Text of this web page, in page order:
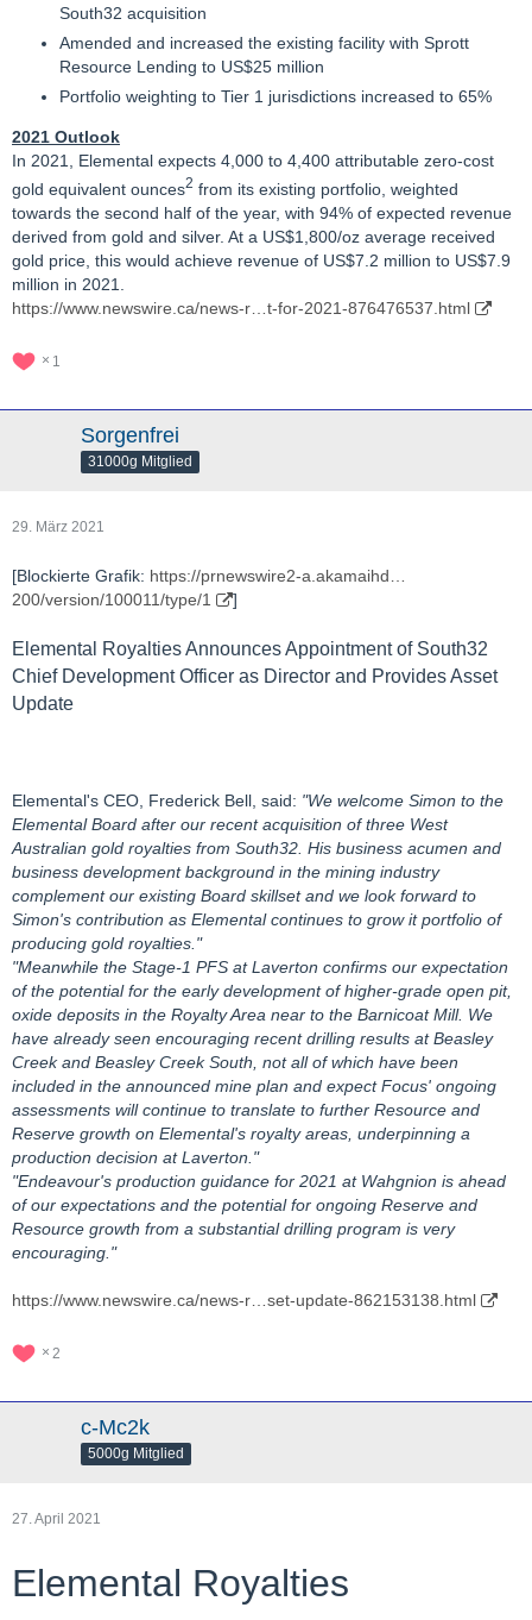
South32 acquisition
Amended and increased the existing facility with Sprott
Resource Lending to US$25 million
Portfolio weighting to Tier 1 jurisdictions increased to 65%
2021 Outlook
In 2021, Elemental expects 4,000 to 4,400 attributable zero-cost
gold equivalent ounces2 from its existing portfolio, weighted
towards the second half of the year, with 94% of expected revenue
derived from gold and silver. At a US$1,800/oz average received
gold price, this would achieve revenue of US$7.2 million to US$7.9
million in 2021.
https://www.newswire.ca/news-r…t-for-2021-876476537.html
1
Sorgenfrei
31000g Mitglied
29. März 2021
[Blockierte Grafik: https://prnewswire2-a.akamaihd…
200/version/100011/type/1
]
Elemental Royalties Announces Appointment of South32
Chief Development Officer as Director and Provides Asset
Update
Elemental's CEO, Frederick Bell, said: "We welcome Simon to the
Elemental Board after our recent acquisition of three West
Australian gold royalties from South32. His business acumen and
business development background in the mining industry
complement our existing Board skillset and we look forward to
Simon's contribution as Elemental continues to grow it portfolio of
producing gold royalties."
"Meanwhile the Stage-1 PFS at Laverton confirms our expectation
of the potential for the early development of higher-grade open pit,
oxide deposits in the Royalty Area near to the Barnicoat Mill. We
have already seen encouraging recent drilling results at Beasley
Creek and Beasley Creek South, not all of which have been
included in the announced mine plan and expect Focus' ongoing
assessments will continue to translate to further Resource and
Reserve growth on Elemental's royalty areas, underpinning a
production decision at Laverton."
"Endeavour's production guidance for 2021 at Wahgnion is ahead
of our expectations and the potential for ongoing Reserve and
Resource growth from a substantial drilling program is very
encouraging."
https://www.newswire.ca/news-r…set-update-862153138.html
2
c-Mc2k
5000g Mitglied
27. April 2021
Elemental Royalties